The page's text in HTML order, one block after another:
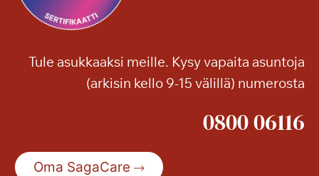
Tule asukkaaksi meille. Kysy vapaita asuntoja
(arkisin kello 9-15 välillä) numerosta
0800 06116
Oma SagaCare